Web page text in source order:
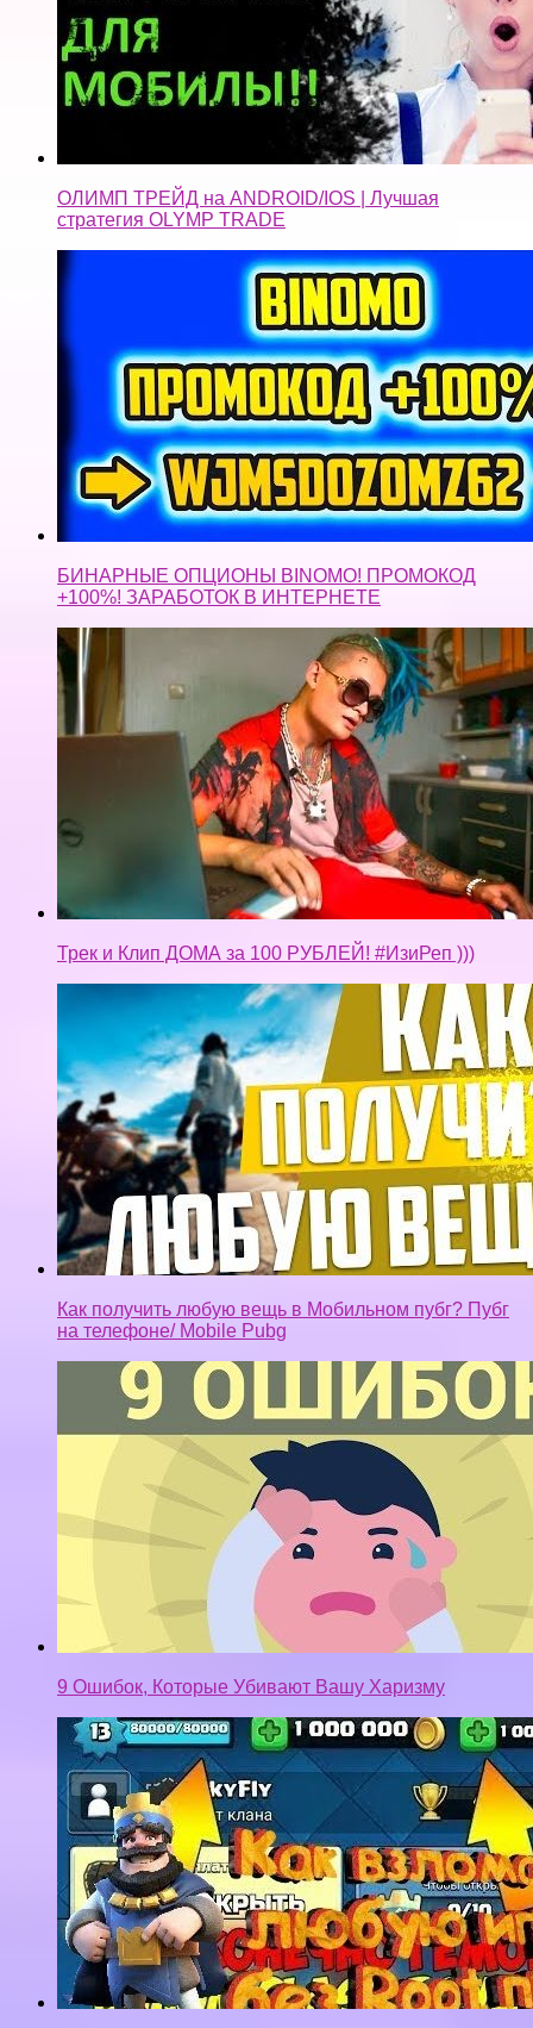
ОЛИМП ТРЕЙД на ANDROID/IOS | Лучшая
стратегия OLYMP TRADE
БИНАРНЫЕ ОПЦИОНЫ BINOMO! ПРОМОКОД
+100%! ЗАРАБОТОК В ИНТЕРНЕТЕ
Трек и Клип ДОМА за 100 РУБЛЕЙ! #ИзиРеп )))
Как получить любую вещь в Мобильном пубг? Пубг
на телефоне/ Mobile Pubg
9 Ошибок, Которые Убивают Вашу Харизму